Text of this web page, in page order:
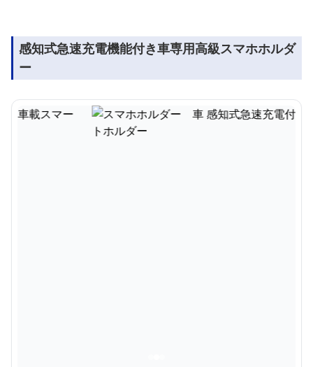
感知式急速充電機能付き車専用高級スマホホルダ
ー